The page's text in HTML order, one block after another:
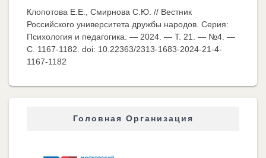
Клопотова Е.Е., Смирнова С.Ю. // Вестник
Российского университета дружбы народов. Серия:
Психология и педагогика. — 2024. — Т. 21. — №4. —
C. 1167-1182. doi: 10.22363/2313-1683-2024-21-4-
1167-1182
Головная Организация